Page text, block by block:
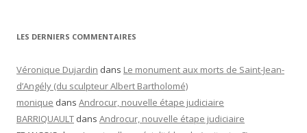
LES DERNIERS COMMENTAIRES
Véronique Dujardin dans Le monument aux morts de Saint-Jean-
d’Angély (du sculpteur Albert Bartholomé)
monique dans Androcur, nouvelle étape judiciaire
BARRIQUAULT dans Androcur, nouvelle étape judiciaire